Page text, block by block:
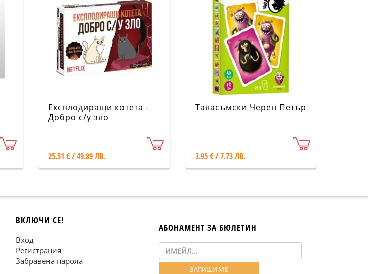
Експлодиращи котета -
Добро с/у зло
25.51 € / 49.89 ЛВ.
Таласъмски Черен Петър
3.95 € / 7.73 ЛВ.
ВКЛЮЧИ СЕ!
Вход
Регистрация
Забравена парола
АБОНАМЕНТ ЗА БЮЛЕТИН